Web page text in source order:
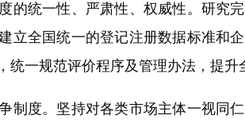
的统一性、严肃性、权威性。研究
立全国统一的登记注册数据标准和
统一规范评价程序及管理办法，提升
度。坚持对各类市场主体一视同